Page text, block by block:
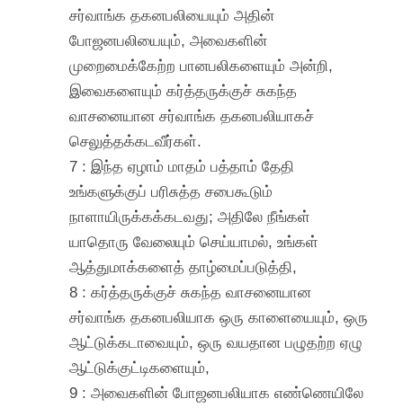
சர்வாங்க தகனபலியையும் அதின்
போஜனபலியையும், அவைகளின்
முறைமைக்கேற்ற பானபலிகளையும் அன்றி,
இவைகளையும் கர்த்தருக்குச் சுகந்த
வாசனையான சர்வாங்க தகனபலியாகச்
செலுத்தக்கடவீர்கள்.
7 : இந்த ஏழாம் மாதம் பத்தாம் தேதி
உங்களுக்குப் பரிசுத்த சபைகூடும்
நாளாயிருக்கக்கடவது; அதிலே நீங்கள்
யாதொரு வேலையும் செய்யாமல், உங்கள்
ஆத்துமாக்களைத் தாழ்மைப்படுத்தி,
8 : கர்த்தருக்குச் சுகந்த வாசனையான
சர்வாங்க தகனபலியாக ஒரு காளையையும், ஒரு
ஆட்டுக்கடாவையும், ஒரு வயதான பழுதற்ற ஏழு
ஆட்டுக்குட்டிகளையும்,
9 : அவைகளின் போஜனபலியாக எண்ணெயிலே